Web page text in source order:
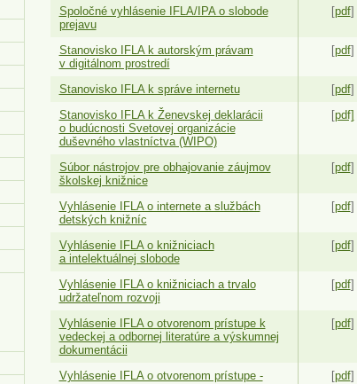
Spoločné vyhlásenie IFLA/IPA o slobode
prejavu
[pdf]
Stanovisko IFLA k autorským právam
v digitálnom prostredí
[pdf]
Stanovisko IFLA k správe internetu [pdf]
Stanovisko IFLA k Ženevskej deklarácii
o budúcnosti Svetovej organizácie
duševného vlastníctva (WIPO)
[pdf]
Súbor nástrojov pre obhajovanie záujmov
školskej knižnice
[pdf]
Vyhlásenie IFLA o internete a službách
detských knižníc
[pdf]
Vyhlásenie IFLA o knižniciach
a intelektuálnej slobode
[pdf]
Vyhlásenie IFLA o knižniciach a trvalo
udržateľnom rozvoji
[pdf]
Vyhlásenie IFLA o otvorenom prístupe k
vedeckej a odbornej literatúre a výskumnej
dokumentácii
[pdf]
Vyhlásenie IFLA o otvorenom prístupe -
[pdf]